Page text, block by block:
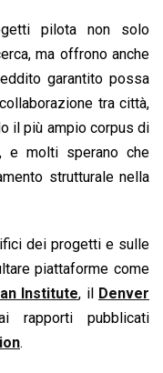
pilota non solo
ma offrono anche
garantito possa
tra città,
il più ampio corpus di
e molti sperano che
strutturale nella
dei progetti e sulle
piattaforme come
Institute, il Denver
rapporti pubblicati
.